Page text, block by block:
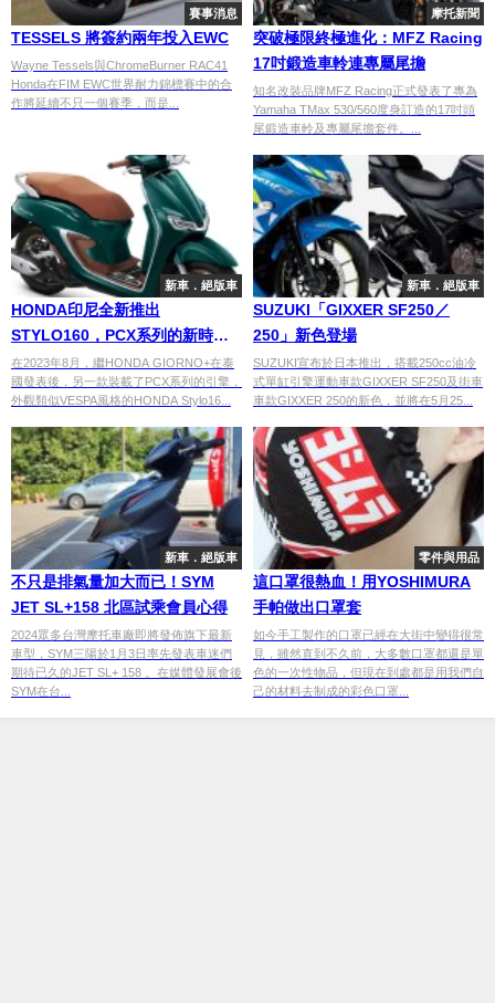
賽事消息
TESSELS 將簽約兩年投入EWC
Wayne Tessels與ChromeBurner RAC41
Honda在FIM EWC世界耐力錦標賽中的合
作將延續不只一個賽季，而是...
摩托新聞
突破極限終極進化：MFZ Racing
17吋鍛造車軨連專屬尾擔
知名改裝品牌MFZ Racing正式發表了專為
Yamaha TMax 530/560度身訂造的17吋頭
尾鍛造車軨及專屬尾擔套件。...
新車．絕版車
HONDA印尼全新推出
STYLO160，PCX系列的新時尚
綿羊仔誕生
在2023年8月，繼HONDA GIORNO+在泰
國發表後，另一款裝載了PCX系列的引擎，
外觀類似VESPA風格的HONDA Stylo16...
新車．絕版車
SUZUKI「GIXXER SF250／
250」新色登場
SUZUKI宣布於日本推出，搭載250cc油冷
式單缸引擎運動車款GIXXER SF250及街車
車款GIXXER 250的新色，並將在5月25...
新車．絕版車
不只是排氣量加大而已！SYM
JET SL+158 北區試乘會員心得
2024眾多台灣摩托車廠即將發佈旗下最新
車型，SYM三陽於1月3日率先發表車迷們
期待已久的JET SL+ 158 。在媒體發展會後
SYM在台...
零件與用品
這口罩很熱血！用YOSHIMURA
手帕做出口罩套
如今手工製作的口罩已經在大街中變得很常
見，雖然直到不久前，大多數口罩都還是單
色的一次性物品，但現在到處都是用我們自
己的材料去制成的彩色口罩...